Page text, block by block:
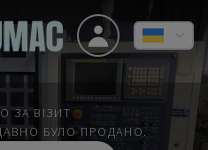
ЗА ВІЗИТ
БУЛО ПРОДАНО.